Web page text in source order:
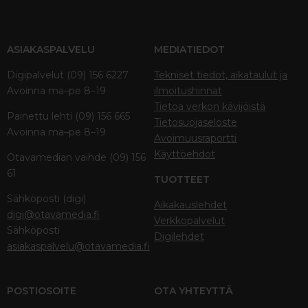
ASIAKASPALVELU
Digipalvelut (09) 156 6227
Avoinna ma–pe 8–19
Painettu lehti (09) 156 665
Avoinna ma–pe 8–19
Otavamedian vaihde (09) 156
61
Sähköposti (digi)
digi@otavamedia.fi
Sähköposti
asiakaspalvelu@otavamedia.fi
MEDIATIEDOT
Tekniset tiedot, aikataulut ja
ilmoitushinnat
Tietoa verkon kävijöistä
Tietosuojaseloste
Avoimuusraportti
Käyttöehdot
TUOTTEET
Aikakauslehdet
Verkkopalvelut
Digilehdet
POSTIOSOITE OTA YHTEYTTÄ